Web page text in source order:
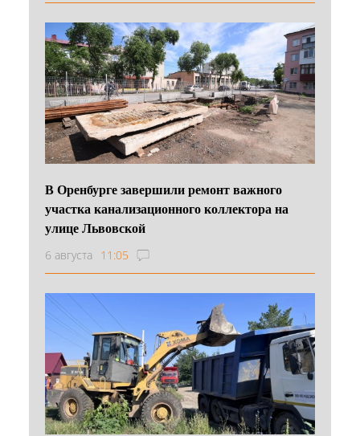
В Оренбурге завершили ремонт важного
участка канализационного коллектора на
улице Львовской
6 августа 11:05